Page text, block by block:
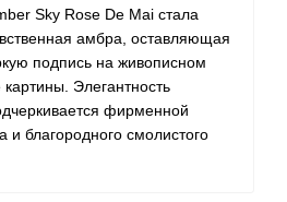
Sky Rose De Mai стала
амбра, оставляющая
подпись на живописном
Элегантность
фирменной
и благородного смолистого